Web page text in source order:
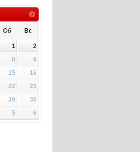
Сб Вс
1
2
8
9
15
16
22
23
29
30
5 6